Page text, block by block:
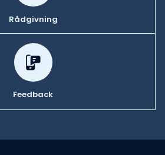
Rådgivning
Feedback